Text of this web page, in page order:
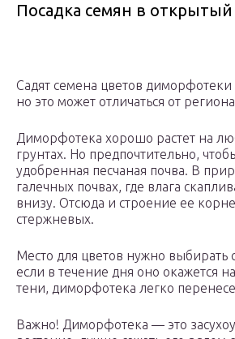
Посадка семян в открытый
Садят семена цветов диморфотеки
но это может отличаться от региона
Диморфотека хорошо растет на
грунтах. Но предпочтительно,
удобренная песчаная почва. В
галечных почвах, где влага
внизу. Отсюда и строение ее
стержневых.
Место для цветов нужно выбирать
если в течение дня оно окажется
тени, диморфотека легко
Важно! Диморфотека — это